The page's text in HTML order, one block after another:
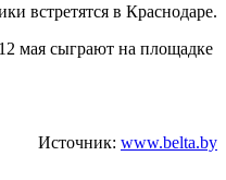
встретятся в Краснодаре.
мая сыграют на площадке
Источник: www.belta.by